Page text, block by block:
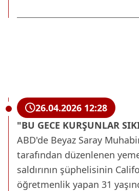
26.04.2026 12:28
"BU GECE KURŞUNLAR
ABD'de Beyaz Saray
tarafından düzenlenen
saldırının şüphelisinin
öğretmenlik yapan 31